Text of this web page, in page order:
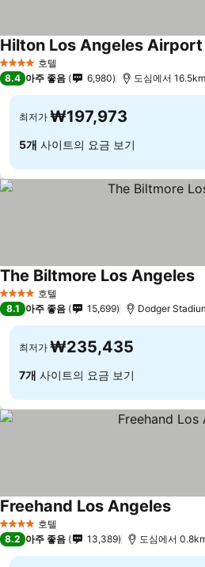
4 성급 호텔
Hilton Los Angeles Airport
8.4 아주 좋음 6,980 도심에서 16.5km
최저가 ₩197,973
5개 사이트의 요금 보기
4 성급 호텔
The Biltmore Los Angeles
8.1 아주 좋음 15,699 Dodger
최저가 ₩235,435
7개 사이트의 요금 보기
4 성급 호텔
Freehand Los Angeles
8.2 아주 좋음 13,389 도심에서